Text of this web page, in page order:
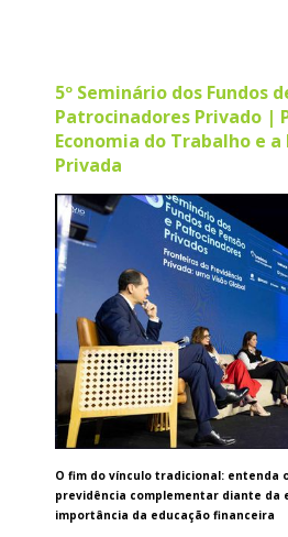
5º Seminário dos Fundos
Patrocinadores Privado |
Economia do Trabalho e
Privada
O fim do vínculo tradicional: entenda
previdência complementar diante da
importância da educação financeira